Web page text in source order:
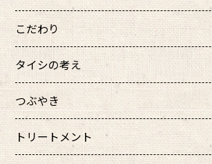
こだわり
タイシの考え
つぶやき
トリートメント